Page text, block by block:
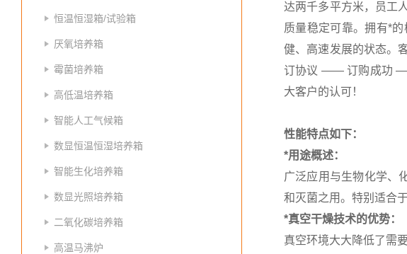
恒温恒湿箱/试验箱
厌氧培养箱
霉菌培养箱
高低温培养箱
智能人工气候箱
数显恒温恒湿培养箱
智能生化培养箱
数显光照培养箱
二氧化碳培养箱
高温马沸炉
达两千多平方米，员工
质量稳定可靠。拥有*
健、高速发展的状态。
订协议 —— 订购成功
大客户的认可！
性能特点如下：
*用途概述：
广泛应用与生物化学、
和灭菌之用。特别适合
*真空干燥技术的优势：
真空环境大大降低了需